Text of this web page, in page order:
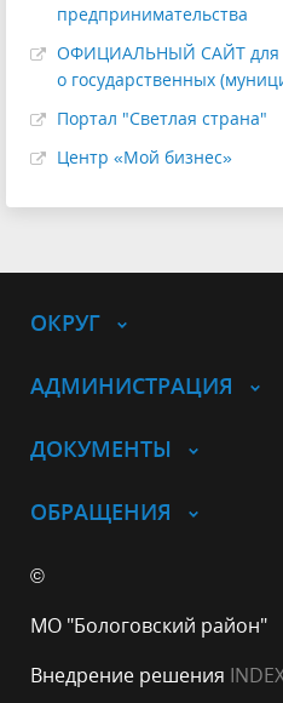
предпринимательства
ОФИЦИАЛЬНЫЙ САЙТ для
о государственных
Портал "Светлая страна"
Центр «Мой бизнес»
ОКРУГ
АДМИНИСТРАЦИЯ
ДОКУМЕНТЫ
ОБРАЩЕНИЯ
©
МО "Бологовский район"
Внедрение решения